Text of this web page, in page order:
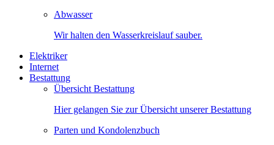
Abwasser
Wir halten den Wasserkreislauf sauber.
Elektriker
Internet
Bestattung
Übersicht Bestattung
Hier gelangen Sie zur Übersicht unserer Bestattung
Parten und Kondolenzbuch